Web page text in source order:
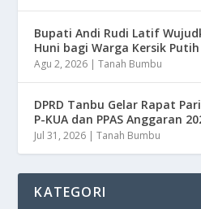
Bupati Andi Rudi Latif
Huni bagi Warga Kersik Putih
Agu 2, 2026 |Tanah Bumbu
DPRD Tanbu Gelar Rapat
P-KUA dan PPAS Anggaran
Jul 31, 2026 |Tanah Bumbu
KATEGORI